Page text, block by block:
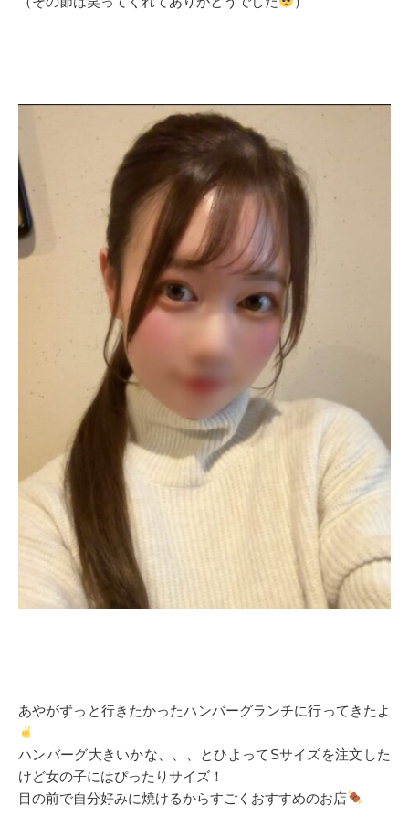
あやがずっと行きたかったハンバーグランチに行ってきたよ
ハンバーグ大きいかな、、、とひよってSサイズを注文した
けど女の子にはぴったりサイズ！
目の前で自分好みに焼けるからすごくおすすめのお店